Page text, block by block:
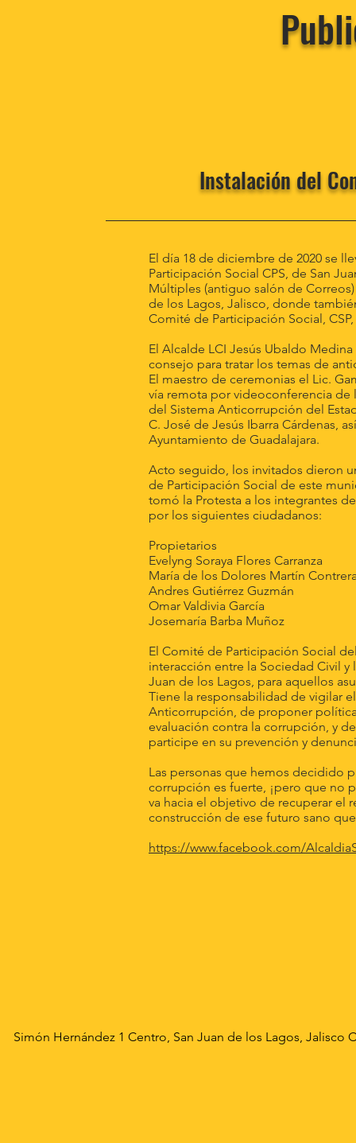
Instalación del
El día 18 de diciembre de 2020 se
Participación Social CPS, de San
Múltiples (antiguo salón de
de los Lagos, Jalisco, donde
Comité de Participación Social,
El Alcalde LCI Jesús Ubaldo
consejo para tratar los temas de
El maestro de ceremonias el Lic.
vía remota por videoconferencia
del Sistema Anticorrupción del
C. José de Jesús Ibarra Cárdenas,
Ayuntamiento de Guadalajara.
Acto seguido, los invitados dieron
de Participación Social de este
tomó la Protesta a los integrantes
por los siguientes ciudadanos:
Propietarios
Evelyng Soraya Flores
María de los Dolores Martín
Andres Gutiérrez Guzmán
Omar Valdivia García
Josemaría Barba Muñoz
El Comité de Participación Social
interacción entre la Sociedad Civil
Juan de los Lagos, para aquellos
Tiene la responsabilidad de vigilar
Anticorrupción, de proponer
evaluación contra la corrupción, y
participe en su prevención y
Las personas que hemos decidido
corrupción es fuerte, ¡pero que no
va hacia el objetivo de recuperar el
construcción de ese futuro sano
https://www.facebook.com/
Simón Hernández 1 Centro, San Juan de los Lagos, Jalisco